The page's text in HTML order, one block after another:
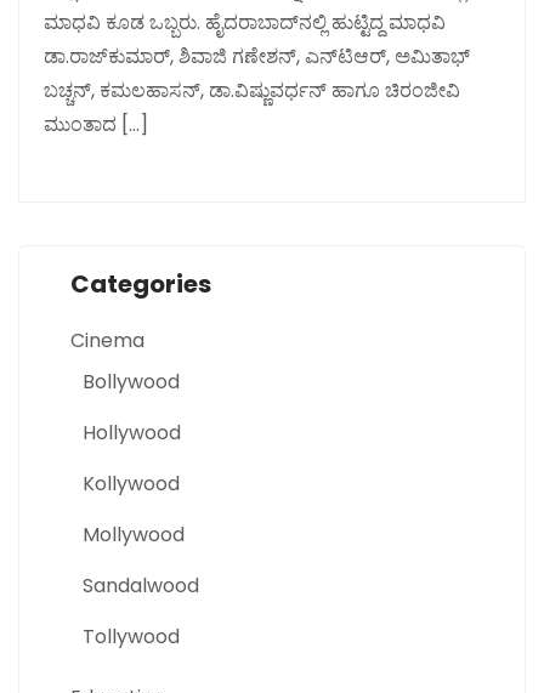
ಮಾಧವಿ ಕೂಡ ಒಬ್ಬರು. ಹೈದರಾಬಾದ್‌ನಲ್ಲಿ ಹುಟ್ಟಿದ್ದ ಮಾಧವಿ
ಡಾ.ರಾಜ್‌ಕುಮಾರ್, ಶಿವಾಜಿ ಗಣೇಶನ್, ಎನ್‌ಟಿಆರ್, ಅಮಿತಾಭ್
ಬಚ್ಚನ್, ಕಮಲಹಾಸನ್, ಡಾ.ವಿಷ್ಣುವರ್ಧನ್ ಹಾಗೂ ಚಿರಂಜೀವಿ
ಮುಂತಾದ […]
Categories
Cinema
Bollywood
Hollywood
Kollywood
Mollywood
Sandalwood
Tollywood